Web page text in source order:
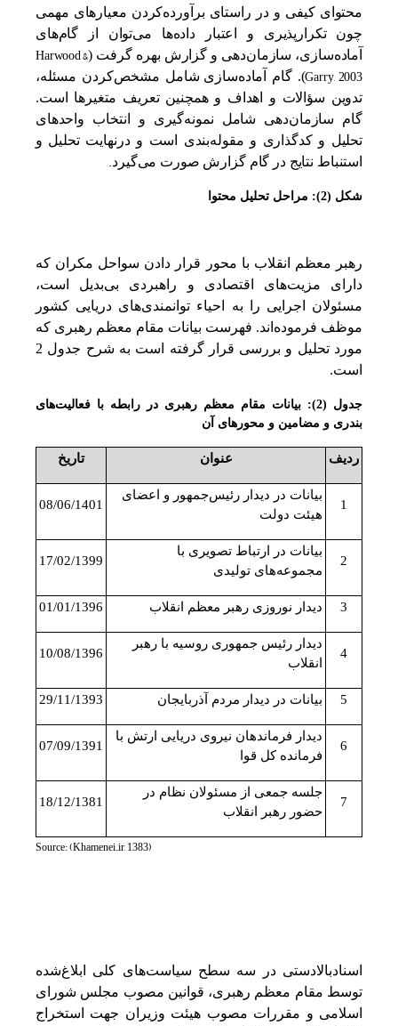
محتوای کیفی و در راستای برآورده‌کردن معیارهای مهمی
چون تکرارپذیری و اعتبار داده‌ها می‌توان از گام‌های
آماده‌سازی، سازمان‌دهی و گزارش بهره گرفت (Harwood &
Garry, 2003). گام آماده‌سازی شامل مشخص‌کردن مسئله،
تدوین سؤالات و اهداف و همچنین تعریف متغیرها است.
گام سازمان‌دهی شامل نمونه‌گیری و انتخاب واحدهای
تحلیل و کدگذاری و مقوله‌بندی است و درنهایت تحلیل و
استنباط نتایج در گام گزارش صورت می‌گیرد.
شکل (2): مراحل تحلیل محتوا
رهبر معظم انقلاب با محور قرار دادن سواحل مکران که
دارای مزیت‌های اقتصادی و راهبردی بی‌بدیل است،
مسئولان اجرایی را به احیاء توانمندی‌های دریایی کشور
موظف فرموده‌اند. فهرست بیانات مقام معظم رهبری که
مورد تحلیل و بررسی قرار گرفته است به شرح جدول 2
است.
جدول (2): بیانات مقام معظم رهبری در رابطه با فعالیت‌های
بندری و مضامین و محورهای آن
ردیف عنوان تاریخ
1
بیانات در دیدار رئیس‌جمهور و اعضای
هیئت دولت
08/06/1401
2
بیانات در ارتباط تصویری با
مجموعه‌های تولیدی
17/02/1399
3 دیدار نوروزی رهبر معظم انقلاب 01/01/1396
4
دیدار رئیس جمهوری روسیه با رهبر
انقلاب
10/08/1396
5 بیانات در دیدار مردم آذربایجان 29/11/1393
6
دیدار فرماندهان نیروی دریایی ارتش با
فرمانده کل قوا
07/09/1391
7
جلسه جمعی از مسئولان نظام در
حضور رهبر انقلاب
18/12/1381
Source: (Khamenei.ir, 1383)
اسنادبالادستی در سه سطح سیاست‌های کلی ابلاغ‌شده
توسط مقام معظم رهبری، قوانین مصوب مجلس شورای
اسلامی و مقررات مصوب هیئت وزیران جهت استخراج